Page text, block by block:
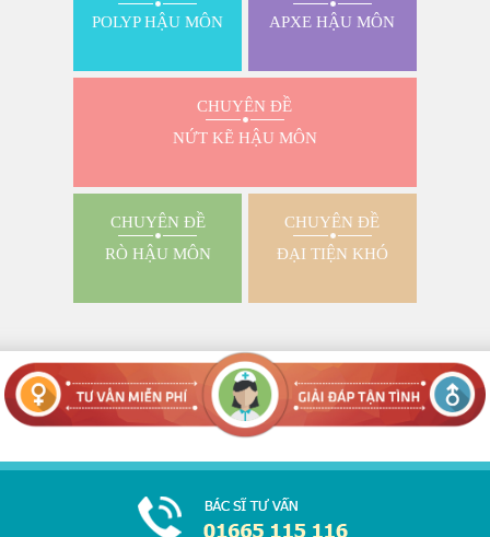
POLYP HẬU MÔN
APXE HẬU MÔN
CHUYÊN ĐỀ
NỨT KẼ HẬU MÔN
CHUYÊN ĐỀ
RÒ HẬU MÔN
CHUYÊN ĐỀ
ĐẠI TIỆN KHÓ